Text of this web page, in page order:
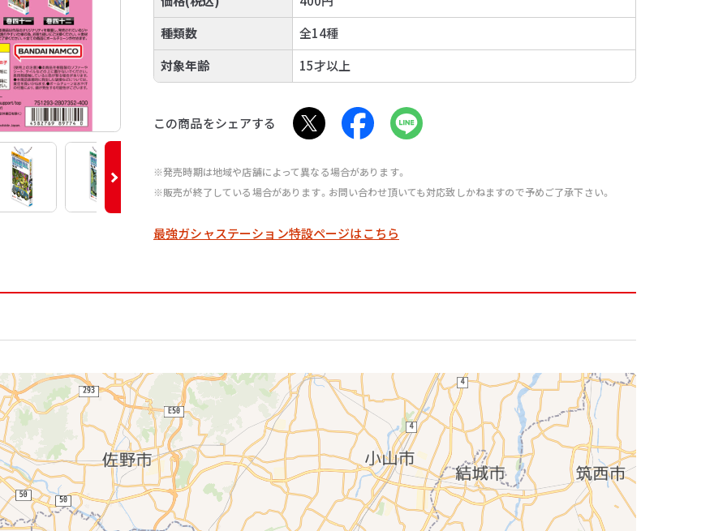
種類数
全14種
対象年齢
15才以上
この商品をシェアする
※発売時期は地域や店舗によって異なる場合があります。
※販売が終了している場合があります。お問い合わせ頂いても対応致しかねますので予めご了承下さい。
最強ガシャステーション特設ページはこちら